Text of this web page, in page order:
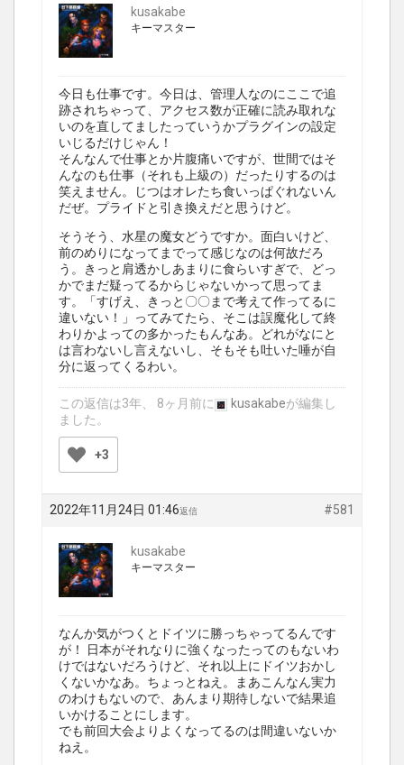
kusakabe
キーマスター
今日も仕事です。今日は、管理人なのにここで追
跡されちゃって、アクセス数が正確に読み取れな
いのを直してましたっていうかプラグインの設定
いじるだけじゃん！
そんなんで仕事とか片腹痛いですが、世間ではそ
んなのも仕事（それも上級の）だったりするのは
笑えません。じつはオレたち食いっぱぐれないん
だぜ。プライドと引き換えだと思うけど。
そうそう、水星の魔女どうですか。面白いけど、
前のめりになってまでって感じなのは何故だろ
う。きっと肩透かしあまりに食らいすぎで、どっ
かでまだ疑ってるからじゃないかって思ってま
す。「すげえ、きっと〇〇まで考えて作ってるに
違いない！」ってみてたら、そこは誤魔化して終
わりかよっての多かったもんなあ。どれがなにと
は言わないし言えないし、そもそも吐いた唾が自
分に返ってくるわい。
この返信は3年、 8ヶ月前に kusakabeが編集し
ました。
+3
2022年11月24日 01:46 #581
返信
kusakabe
キーマスター
なんか気がつくとドイツに勝っちゃってるんです
が！ 日本がそれなりに強くなったってのもないわ
けではないだろうけど、それ以上にドイツおかし
くないかなあ。ちょっとねえ。まあこんなん実力
のわけもないので、あんまり期待しないで結果追
いかけることにします。
でも前回大会よりよくなってるのは間違いないか
ねえ。